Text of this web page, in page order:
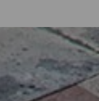
La